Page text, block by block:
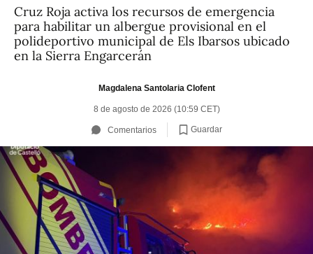
Cruz Roja activa los recursos de emergencia
para habilitar un albergue provisional en el
polideportivo municipal de Els Ibarsos ubicado
en la Sierra Engarcerán
Magdalena Santolaria Clofent
8 de agosto de 2026 (10:59 CET)
Comentarios Guardar